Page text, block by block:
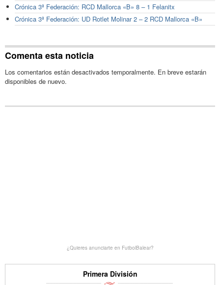
Crónica 3ª Federación: RCD Mallorca «B» 8 – 1 Felanitx
Crónica 3ª Federación: UD Rotlet Molinar 2 – 2 RCD Mallorca «B»
Comenta esta noticia
Los comentarios están desactivados temporalmente. En breve estarán
disponibles de nuevo.
¿Quieres anunciarte en FutbolBalear?
Primera División